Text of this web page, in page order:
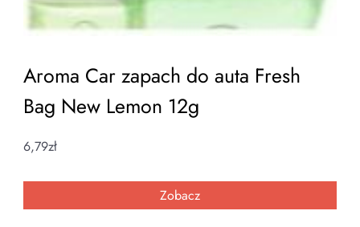
Aroma Car zapach do auta Fresh
Bag New Lemon 12g
6,79zł
Zobacz